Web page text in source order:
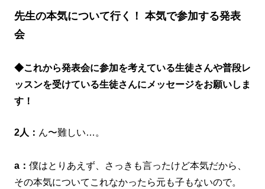
先生の本気について行く！ 本気で参加する発表
会
◆これから発表会に参加を考えている生徒さんや普段レ
ッスンを受けている生徒さんにメッセージをお願いしま
す！
2人： ん〜難しい…。
a： 僕はとりあえず、さっきも言ったけど本気だから、
その本気についてこれなかったら元も子もないので。